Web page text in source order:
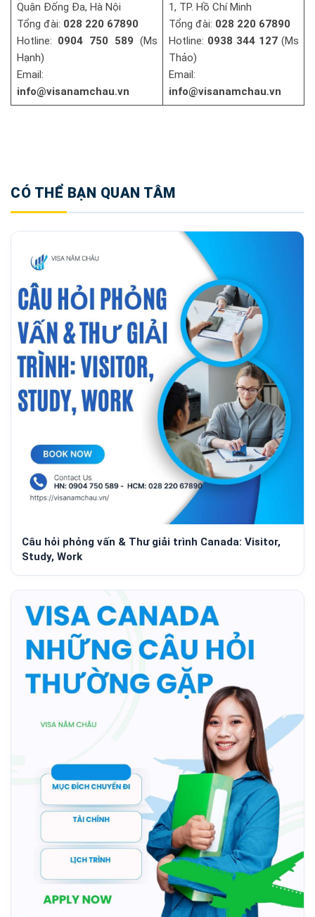
Quận Đống Đa, Hà Nội
Tổng đài: 028 220 67890
Hotline: 0904 750 589 (Ms
Hạnh)
Email:
info@visanamchau.vn
1, TP. Hồ Chí Minh
Tổng đài: 028 220 67890
Hotline: 0938 344 127(Ms
Thảo)
Email:
info@visanamchau.vn
CÓ THỂ BẠN QUAN TÂM
Câu hỏi phỏng vấn & Thư giải trình Canada: Visitor,
Study, Work